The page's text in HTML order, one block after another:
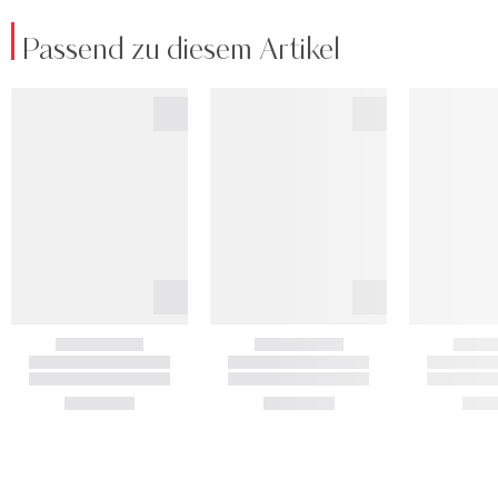
Passend zu diesem Artikel